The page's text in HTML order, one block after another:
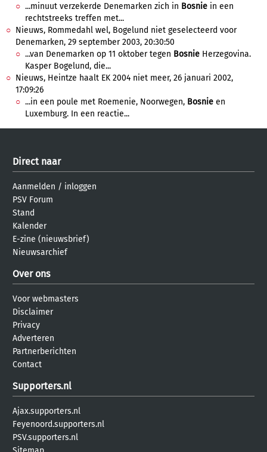
...minuut verzekerde Denemarken zich in Bosnie in een
rechtstreeks treffen met...
Nieuws, Rommedahl wel, Bogelund niet geselecteerd voor
Denemarken, 29 september 2003, 20:30:50
...van Denemarken op 11 oktober tegen Bosnie Herzegovina.
Kasper Bogelund, die...
Nieuws, Heintze haalt EK 2004 niet meer, 26 januari 2002,
17:09:26
...in een poule met Roemenie, Noorwegen, Bosnie en
Luxemburg. In een reactie...
Direct naar
Aanmelden / inloggen
PSV Forum
Stand
Kalender
E-zine (nieuwsbrief)
Nieuwsarchief
Over ons
Voor webmasters
Disclaimer
Privacy
Adverteren
Partnerberichten
Contact
Supporters.nl
Ajax.supporters.nl
Feyenoord.supporters.nl
PSV.supporters.nl